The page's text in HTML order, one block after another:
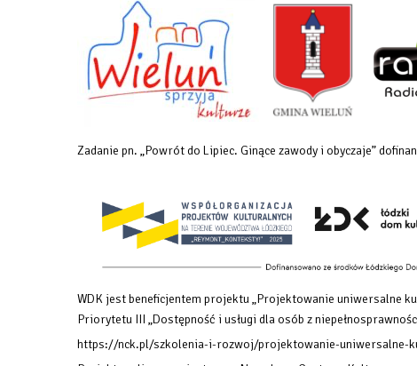
Zadanie pn. „Powrót do Lipiec. Ginące zawody i obyczaje”
WDK jest beneficjentem projektu „Projektowanie uniwersalne
Priorytetu III „Dostępność i usługi dla osób z
https://nck.pl/szkolenia-i-rozwoj/projektowanie-uniwersalne-